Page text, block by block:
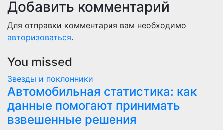
Добавить комментарий
Для отправки комментария вам необходимо
авторизоваться.
You missed
Звезды и поклонники
Автомобильная статистика: как
данные помогают принимать
взвешенные решения